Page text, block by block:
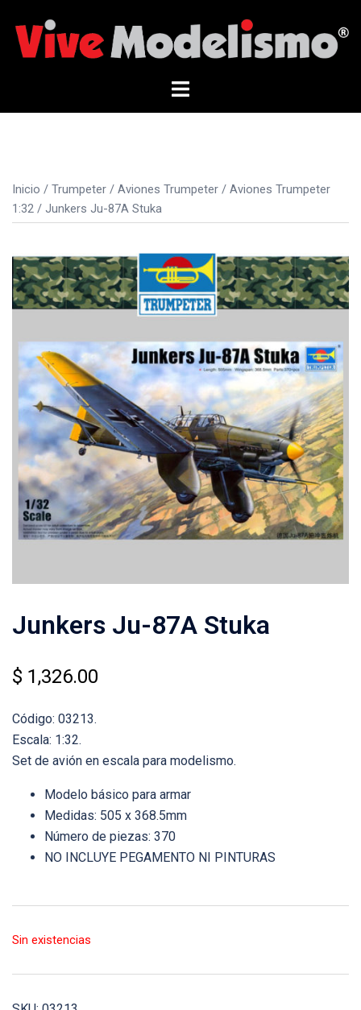
contenido
Alternar
Inicio / Trumpeter / Aviones Trumpeter / Aviones Trumpeter
1:32 / Junkers Ju-87A Stuka
Junkers Ju-87A Stuka
$ 1,326.00
Código: 03213.
Escala: 1:32.
Set de avión en escala para modelismo.
Modelo básico para armar
Medidas: 505 x 368.5mm
Número de piezas: 370
NO INCLUYE PEGAMENTO NI PINTURAS
Sin existencias